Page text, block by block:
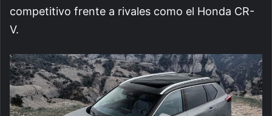
competitivo frente a rivales como el Honda CR-
V.